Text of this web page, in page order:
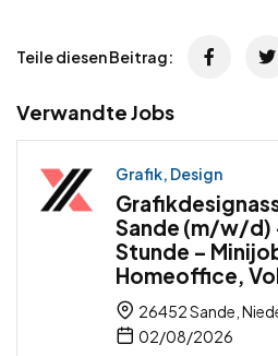
Teile diesen Beitrag:
Verwandte Jobs
Grafik, Design
Sande (m/w/d)
Stunde –
Homeoffice,
26452 Sande,
02/08/2026